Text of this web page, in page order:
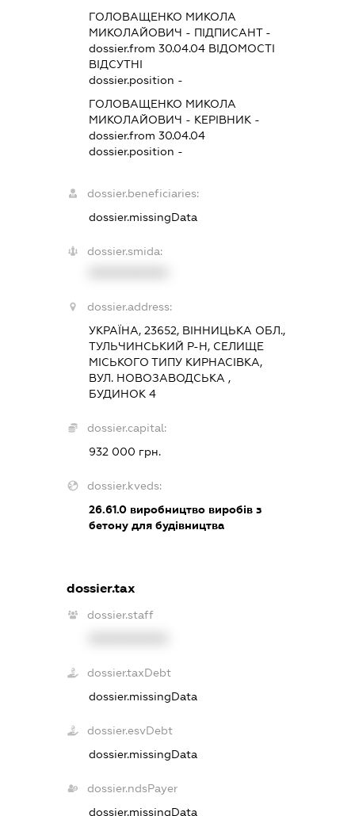
ГОЛОВАЩЕНКО МИКОЛА
МИКОЛАЙОВИЧ - ПІДПИСАНТ-
dossier.from 30.04.04ВІДОМОСТІ
ВІДСУТНІ
dossier.position -
ГОЛОВАЩЕНКО МИКОЛА
МИКОЛАЙОВИЧ - КЕРІВНИК -
dossier.from 30.04.04
dossier.position -
dossier.beneficiaries:
dossier.missingData
dossier.smida:
dossier.address:
УКРАЇНА, 23652, ВІННИЦЬКА ОБЛ.,
ТУЛЬЧИНСЬКИЙ Р-Н, СЕЛИЩЕ
МІСЬКОГО ТИПУ КИРНАСІВКА,
ВУЛ. НОВОЗАВОДСЬКА ,
БУДИНОК 4
dossier.capital:
932 000 грн.
dossier.kveds:
26.61.0виробництво виробів з
бетону для будівництва
dossier.tax
dossier.staff
dossier.taxDebt
dossier.missingData
dossier.esvDebt
dossier.missingData
dossier.ndsPayer
dossier.missingData